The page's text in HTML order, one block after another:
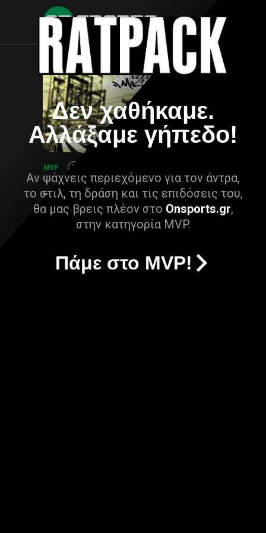
Δεν χαθήκαμε.
Αλλάξαμε γήπεδο!
Αν ψάχνεις περιεχόμενο για τον άντρα,
το στιλ, τη δράση και τις επιδόσεις του,
θα μας βρεις πλέον στο Onsports.gr,
στην κατηγορία MVP.
Πάμε στο MVP!